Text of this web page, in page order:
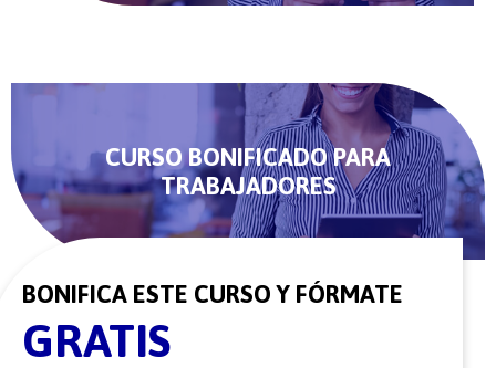
CURSO BONIFICADO PARA
TRABAJADORES
BONIFICA ESTE CURSO Y FÓRMATE
GRATIS